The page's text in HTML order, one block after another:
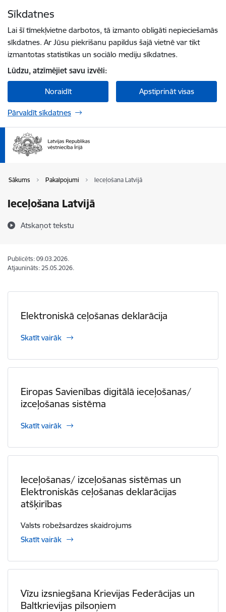
Sīkdatnes
Lai šī tīmekļvietne darbotos, tā izmanto obligāti nepieciešamās
sīkdatnes. Ar Jūsu piekrišanu papildus šajā vietnē var tikt
izmantotas statistikas un sociālo mediju sīkdatnes.
Lūdzu, atzīmējiet savu izvēli:
Noraidīt Apstiprināt visas
Pārvaldīt sīkdatnes
Sākums Pakalpojumi Ieceļošana Latvijā
Ieceļošana Latvijā
Atskaņot tekstu
Publicēts: 09.03.2026.
Atjaunināts: 25.05.2026.
Elektroniskā ceļošanas deklarācija
Skatīt vairāk
Eiropas Savienības digitālā ieceļošanas/
izceļošanas sistēma
Skatīt vairāk
Ieceļošanas/ izceļošanas sistēmas un
Elektroniskās ceļošanas deklarācijas
atšķirības
Valsts robežsardzes skaidrojums
Skatīt vairāk
Vīzu izsniegšana Krievijas Federācijas un
Baltkrievijas pilsoņiem